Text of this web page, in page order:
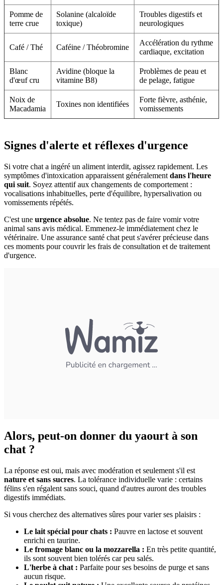
Pomme de
terre crue
Solanine (alcaloïde
toxique)
Troubles digestifs et
neurologiques
Café / Thé Caféine / Théobromine
Accélération du rythme
cardiaque, excitation
Blanc
d'œuf cru
Avidine (bloque la
vitamine B8)
Problèmes de peau et
de pelage, fatigue
Noix de
Macadamia
Toxines non identifiées
Forte fièvre, asthénie,
vomissements
Signes d'alerte et réflexes d'urgence
Si votre chat a ingéré un aliment interdit, agissez rapidement. Les
symptômes d'intoxication apparaissent généralement dans l'heure
qui suit. Soyez attentif aux changements de comportement :
vocalisations inhabituelles, perte d'équilibre, hypersalivation ou
vomissements répétés.
C'est une urgence absolue. Ne tentez pas de faire vomir votre
animal sans avis médical. Emmenez-le immédiatement chez le
vétérinaire. Une assurance santé chat peut s'avérer précieuse dans
ces moments pour couvrir les frais de consultation et de traitement
d'urgence.
Alors, peut-on donner du yaourt à son
chat ?
La réponse est oui, mais avec modération et seulement s'il est
nature et sans sucres. La tolérance individuelle varie : certains
félins s'en régalent sans souci, quand d'autres auront des troubles
digestifs immédiats.
Si vous cherchez des alternatives sûres pour varier ses plaisirs :
Le lait spécial pour chats : Pauvre en lactose et souvent
enrichi en taurine.
Le fromage blanc ou la mozzarella : En très petite quantité,
ils sont souvent bien tolérés car peu salés.
L'herbe à chat : Parfaite pour ses besoins de purge et sans
aucun risque.